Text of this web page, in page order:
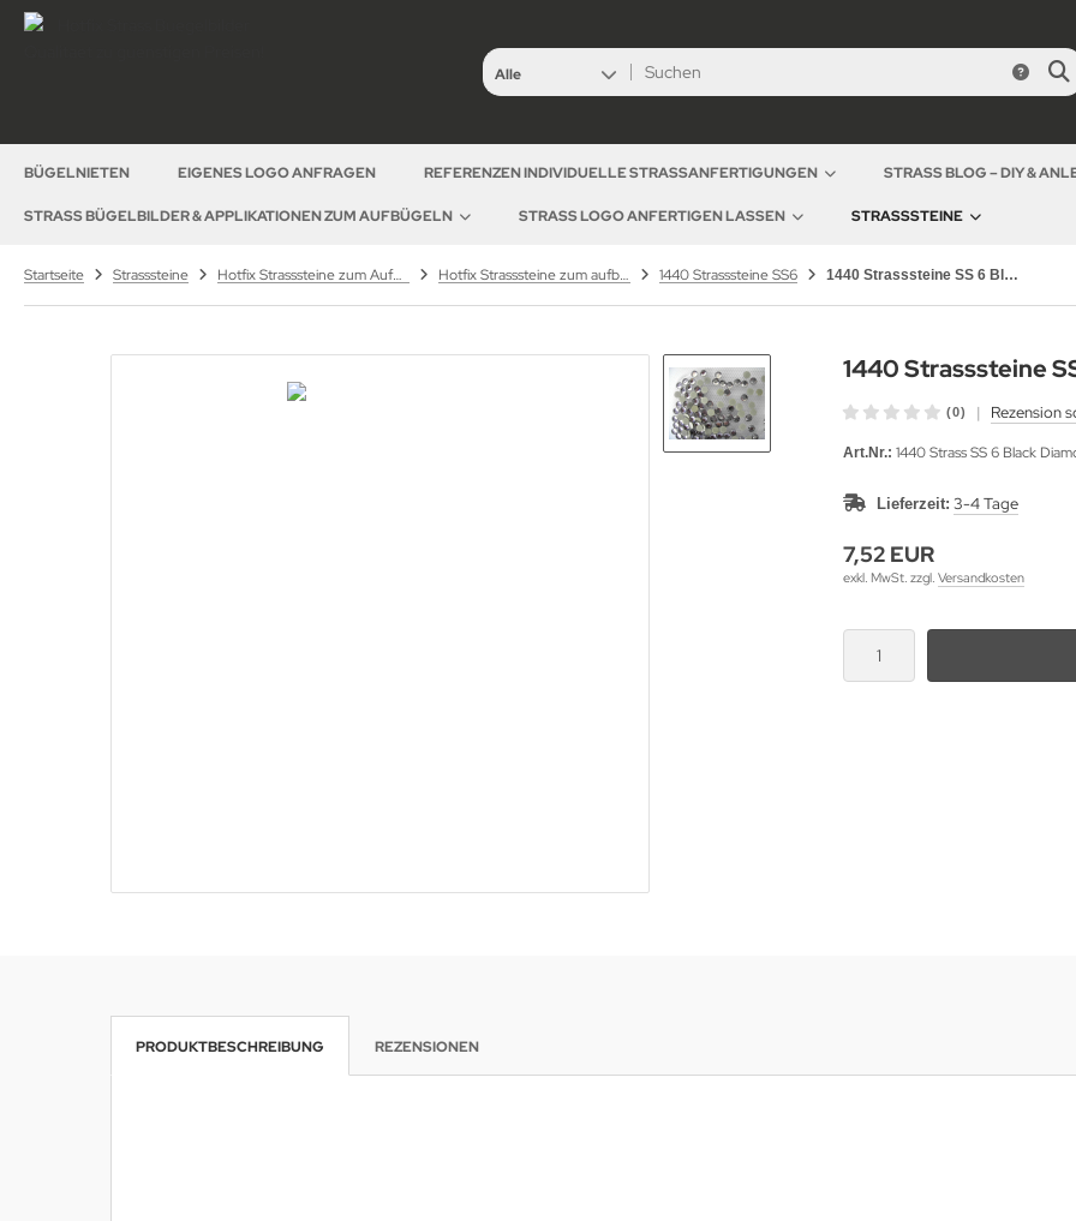
Alle
BÜGELNIETEN EIGENES LOGO ANFRAGEN REFERENZEN INDIVIDUELLE STRASSANFERTIGUNGEN STRASS BLOG – DIY &
STRASS BÜGELBILDER & APPLIKATIONEN ZUM AUFBÜGELN STRASS LOGO ANFERTIGEN LASSEN STRASSSTEINE
Startseite Strasssteine Hotfix Strasssteine zum Aufbügeln – hochwertige Strasssteine für Textilveredelung Hotfix Strasssteine zum aufbügeln SS 6 / 1,8 - 2mm 1440 Strasssteine SS6 1440 Strasssteine SS 6 Black Diamond
1440 Strasssteine
(0) | Rezension
Art.Nr.: 1440 Strass SS 6 Black
Lieferzeit: 3-4 Tage
7,52 EUR
exkl. MwSt. zzgl. Versandkosten
PRODUKTBESCHREIBUNG REZENSIONEN